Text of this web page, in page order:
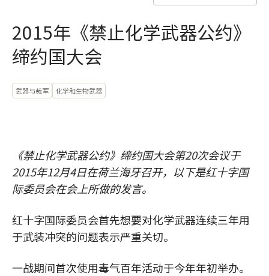
2015年《禁止化学武器公约》
缔约国大会
武器与裁军 化学和生物武器
《禁止化学武器公约》缔约国大会第20次会议于
2015年12月4日在荷兰海牙召开，以下是红十字国
际委员会在会上所做的发言。
红十字国际委员会首先想要对化学武器连续三年用
于武装冲突的问题表示严重关切。
一战期间首次使用毒气百年活动于今年年初举办。